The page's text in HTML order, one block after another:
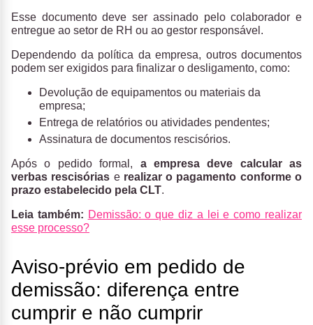
Esse documento deve ser assinado pelo colaborador e
entregue ao setor de RH ou ao gestor responsável.
Dependendo da política da empresa, outros documentos
podem ser exigidos para finalizar o desligamento, como:
Devolução de equipamentos ou materiais da
empresa;
Entrega de relatórios ou atividades pendentes;
Assinatura de documentos rescisórios.
Após o pedido formal, a empresa deve calcular as
verbas rescisórias e realizar o pagamento conforme o
prazo estabelecido pela CLT.
Leia também: Demissão: o que diz a lei e como realizar
esse processo?
Aviso-prévio em pedido de
demissão: diferença entre
cumprir e não cumprir